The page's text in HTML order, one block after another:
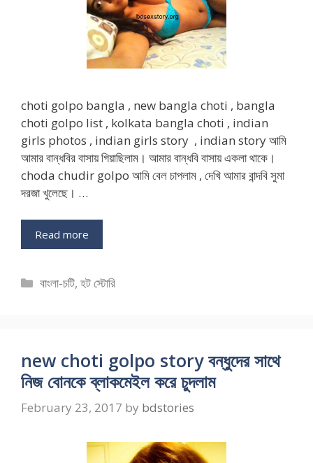
choti golpo bangla , new bangla choti , bangla
choti golpo list , kolkata bangla choti , indian
girls photos , indian girls story , indian story আমি
আমার বান্ধবির বাসায় গিয়াছিলাম। আমার বান্ধবি বাসায় একলা থাকে।
choda chudir golpo আমি বেল চাপলাম , দেখি আমার বান্দবি সুমা
দরজা খুলেছে। …
Read more
Categories
বাংলা-চটি,হট স্টোরি
new choti golpo story বন্ধুদের সাথে
নিজ বোনকে ব্লাকমেইল করে চুদলাম
February 23, 2017 by bdstories